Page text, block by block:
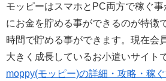
モッピーはスマホとPC両方で稼ぐ
にお金を貯める事ができるのが特徴
時間で貯める事ができます。現在会
大きく成長しているお小遣いサイト
moppy(モッピー)の詳細・攻略・稼